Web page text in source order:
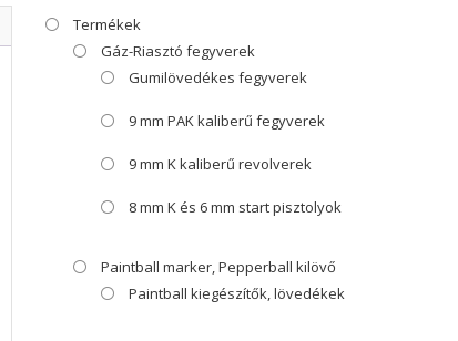
Termékek
Gáz-Riasztó fegyverek
Gumilövedékes fegyverek
9 mm PAK kaliberű fegyverek
9 mm K kaliberű revolverek
8 mm K és 6 mm start pisztolyok
Paintball marker, Pepperball kilövő
Paintball kiegészítők, lövedékek